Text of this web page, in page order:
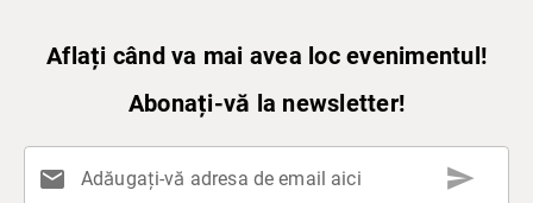
Aflați când va mai avea loc evenimentul!
Abonați-vă la newsletter!
mail Adăugați-vă adresa de email aici send